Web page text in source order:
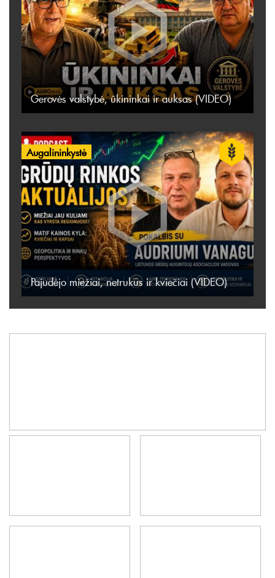
Gerovės valstybė, ūkininkai ir auksas (VIDEO)
Augalininkystė
Pajudėjo miežiai, netrukus ir kviečiai (VIDEO)